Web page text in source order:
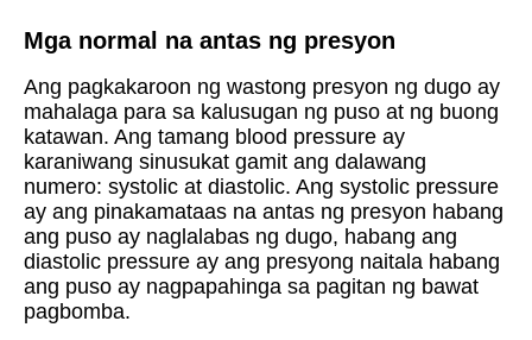
Mga normal na antas ng presyon
Ang pagkakaroon ng wastong presyon ng dugo ay
mahalaga para sa kalusugan ng puso at ng buong
katawan. Ang tamang blood pressure ay
karaniwang sinusukat gamit ang dalawang
numero: systolic at diastolic. Ang systolic pressure
ay ang pinakamataas na antas ng presyon habang
ang puso ay naglalabas ng dugo, habang ang
diastolic pressure ay ang presyong naitala habang
ang puso ay nagpapahinga sa pagitan ng bawat
pagbomba.